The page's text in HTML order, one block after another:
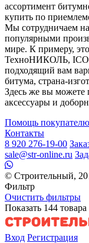
ассортимент
купить по
Мы сотрудничаем
популярными
мире. К примеру,
ТехноНИКОЛЬ,
подходящий вам
битума, страна-
Здесь же вы можете
аксессуары и
Помощь покупателю
Контакты
8 920 276-19-00
sale@str-online.ru
© Строительный,
Фильтр
Очистить фильтры
Показать 144 товара
Вход Регистрация